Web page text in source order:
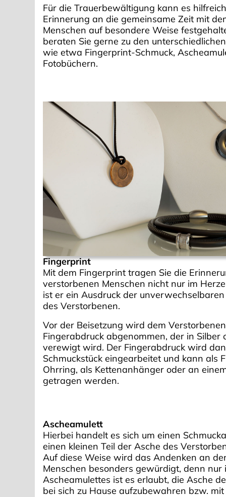
Für die Trauerbewältigung kann es
Erinnerung an die gemeinsame Zeit mit
Menschen auf besondere Weise
beraten Sie gerne zu den
wie etwa Fingerprint-Schmuck,
Fotobüchern.
Fingerprint
Mit dem Fingerprint tragen Sie die
verstorbenen Menschen nicht nur im
ist er ein Ausdruck der
des Verstorbenen.
Vor der Beisetzung wird dem
Fingerabdruck abgenommen, der in Silber
verewigt wird. Der Fingerabdruck wird
Schmuckstück eingearbeitet und kann als
Ohrring, als Kettenanhänger oder an
getragen werden.
Ascheamulett
Hierbei handelt es sich um einen
einen kleinen Teil der Asche des
Auf diese Weise wird das Andenken an
Menschen besonders gewürdigt, denn nur
Ascheamulettes ist es erlaubt, die Asche
bei sich zu Hause aufzubewahren bzw.